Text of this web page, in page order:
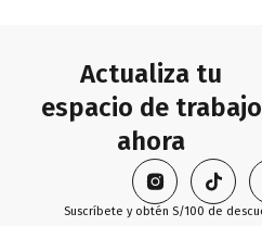
Actualiza tu
espacio de trabajo
ahora
Suscríbete y obtén S/100 de